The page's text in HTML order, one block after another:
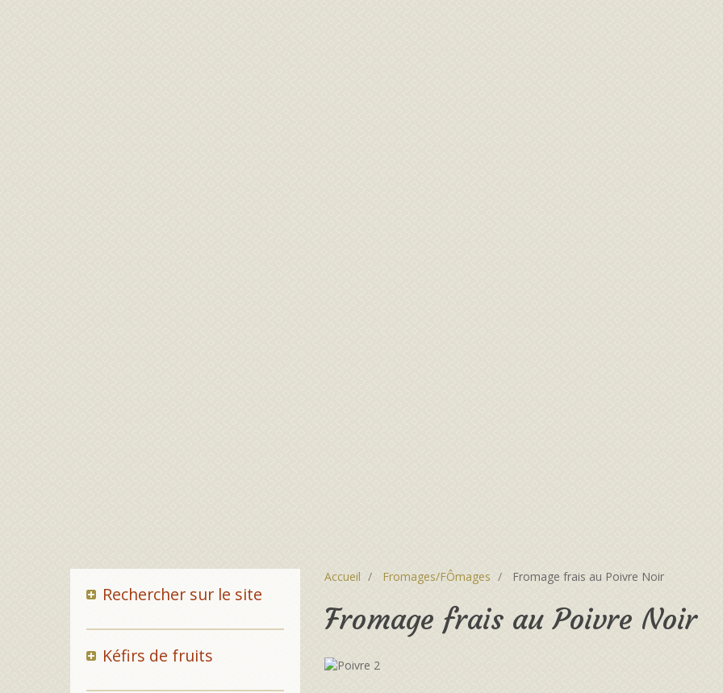
Accueil Fromages/FÔmages Fromage frais au Poivre Noir
Fromage frais au Poivre Noir
Rechercher sur le site
Kéfirs de fruits